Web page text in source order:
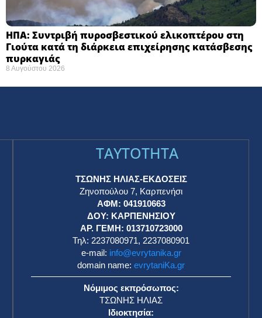
ΗΠΑ: Συντριβή πυροσβεστικού ελικοπτέρου στη
Γιούτα κατά τη διάρκεια επιχείρησης κατάσβεσης
πυρκαγιάς ​
8 Αυγούστου 2026
TAYTOTHTA
ΤΣΩΝΗΣ ΗΛΙΑΣ-ΕΚΔΟΣΕΙΣ
Ζηνοπούλου 7, Καρπενήσι
ΑΦΜ: 041910663
ΔΟΥ: ΚΑΡΠΕΝΗΣΙΟΥ
ΑΡ. ΓΕΜΗ: 013710723000
Τηλ: 2237080971, 2237080901
e-mail: info@evrytanika.gr
domain name: evrytaniKa.gr
Νόμιμος εκπρόσωπος:
ΤΣΩΝΗΣ ΗΛΙΑΣ
Ιδιοκτησία: